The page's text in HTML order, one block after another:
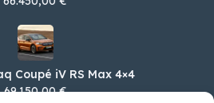
Coupé iV RS Max 4×4
69.150,00 €